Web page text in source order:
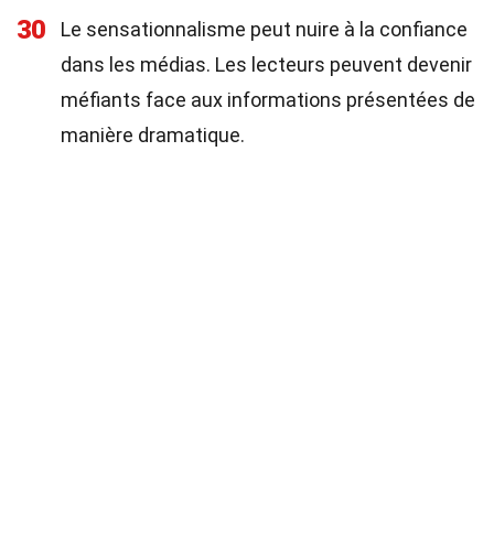
30
Le sensationnalisme peut nuire à la confiance
dans les médias. Les lecteurs peuvent devenir
méfiants face aux informations présentées de
manière dramatique.